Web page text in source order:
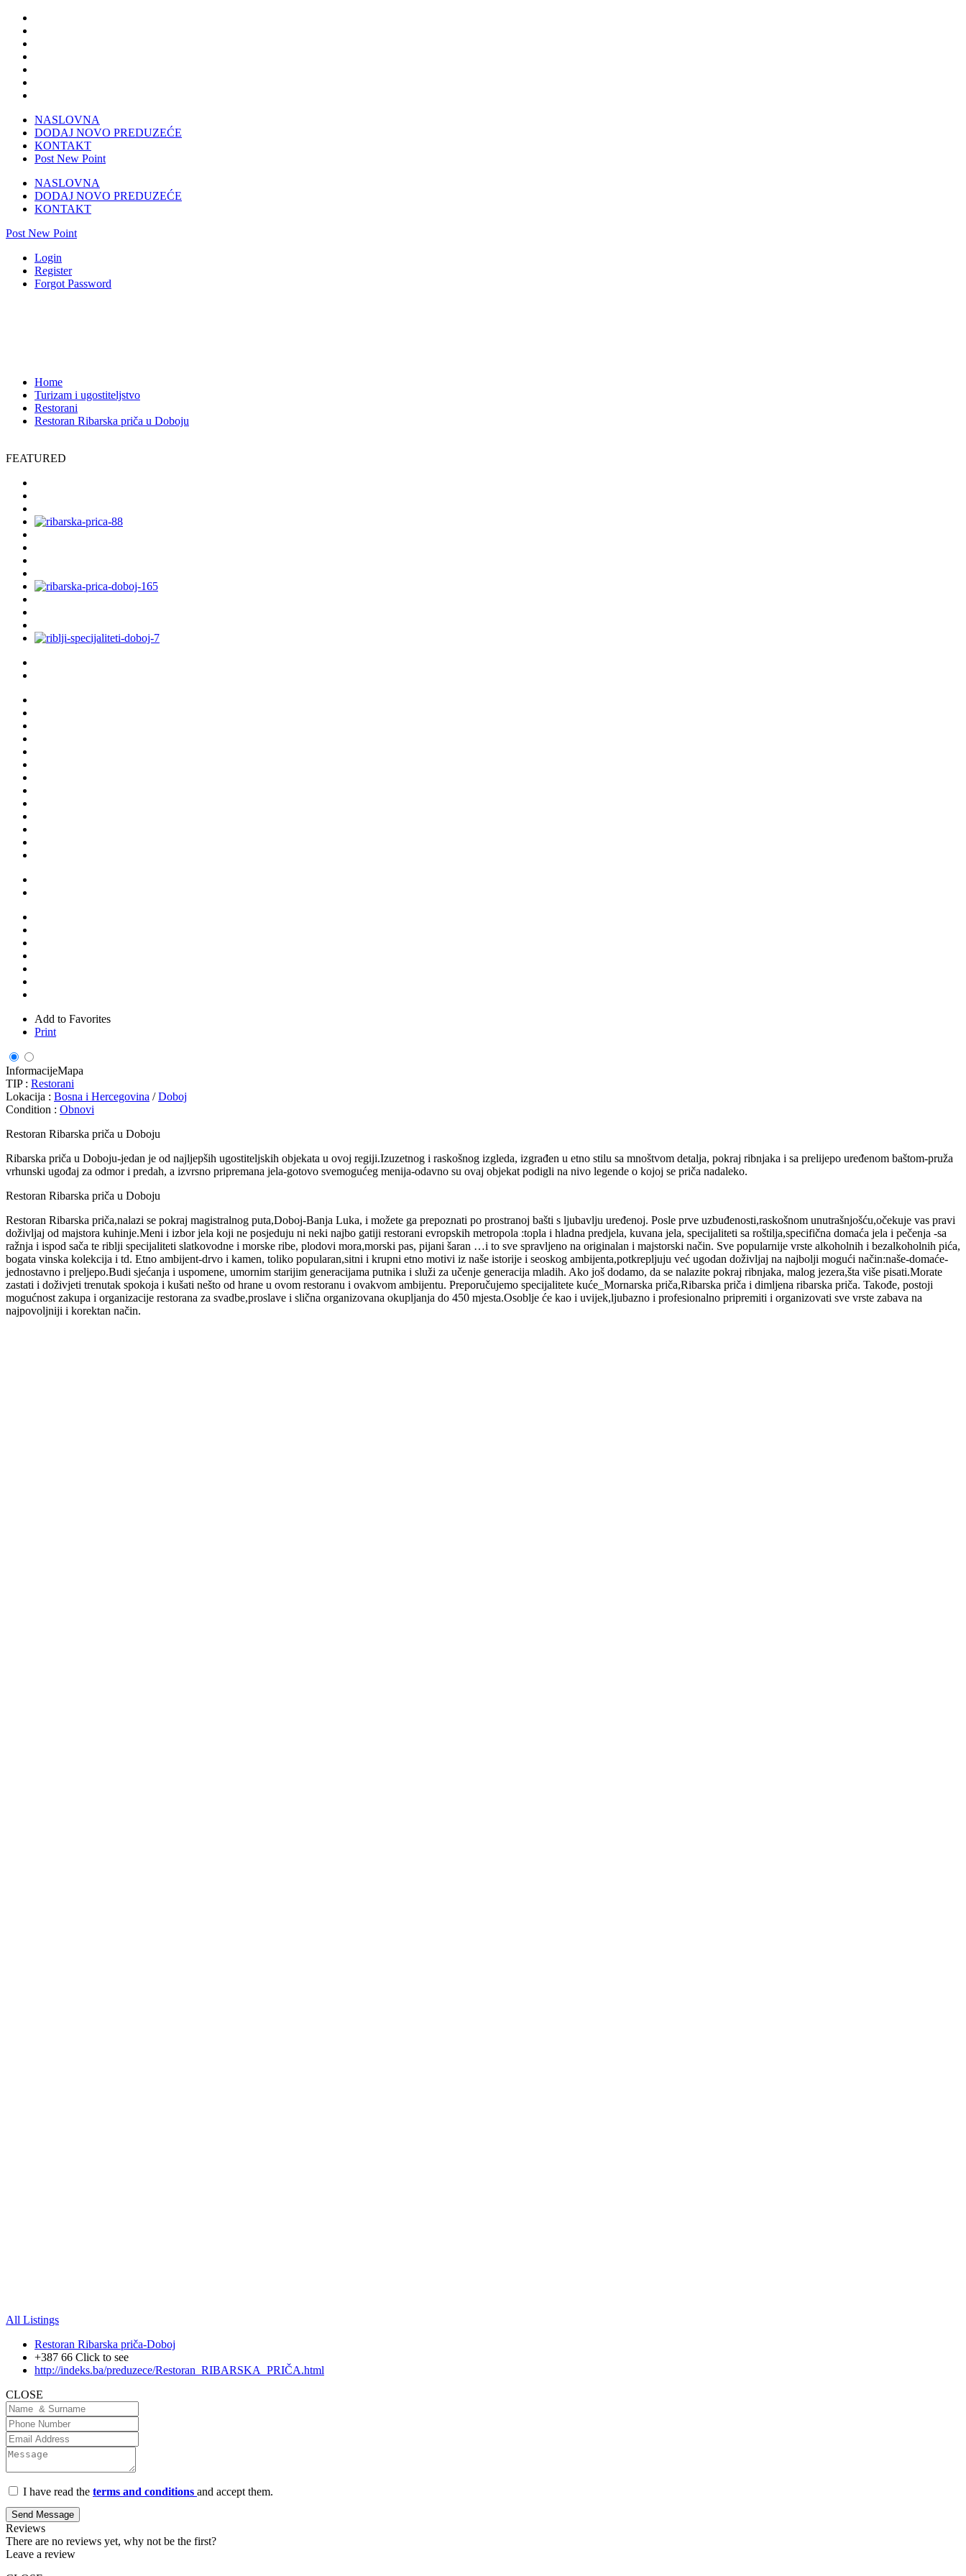
NASLOVNA
DODAJ NOVO PREDUZEĆE
KONTAKT
Post New Point
NASLOVNA
DODAJ NOVO PREDUZEĆE
KONTAKT
Post New Point
Login
Register
Forgot Password
Home
Turizam i ugostiteljstvo
Restorani
Restoran Ribarska priča u Doboju
FEATURED
Add to Favorites
Print
InformacijeMapa
TIP : Restorani
Lokacija : Bosna i Hercegovina /Doboj
Condition : Obnovi
Restoran Ribarska priča u Doboju
Ribarska priča u Doboju-jedan je od najljepših ugostiteljskih objekata u ovoj regiji.Izuzetnog i raskošnog izgleda, izgrađen u etno stilu sa mnoštvom detalja, pokraj ribnjaka i sa prelijepo uređenom baštom-pruža
vrhunski ugođaj za odmor i predah, a izvrsno pripremana jela-gotovo svemogućeg menija-odavno su ovaj objekat podigli na nivo legende o kojoj se priča nadaleko.
Restoran Ribarska priča u Doboju
Restoran Ribarska priča,nalazi se pokraj magistralnog puta,Doboj-Banja Luka, i možete ga prepoznati po prostranoj bašti s ljubavlju uređenoj. Posle prve uzbuđenosti,raskošnom unutrašnjošću,očekuje vas pravi
doživljaj od majstora kuhinje.Meni i izbor jela koji ne posjeduju ni neki najbo gatiji restorani evropskih metropola :topla i hladna predjela, kuvana jela, specijaliteti sa roštilja,specifična domaća jela i pečenja -sa
ražnja i ispod sača te riblji specijaliteti slatkovodne i morske ribe, plodovi mora,morski pas, pijani šaran …i to sve spravljeno na originalan i majstorski način. Sve popularnije vrste alkoholnih i bezalkoholnih pića,
bogata vinska kolekcija i td. Etno ambijent-drvo i kamen, toliko popularan,sitni i krupni etno motivi iz naše istorije i seoskog ambijenta,potkrepljuju već ugodan doživljaj na najbolji mogući način:naše-domaće-
jednostavno i preljepo.Budi sjećanja i uspomene, umornim starijim generacijama putnika i služi za učenje generacija mladih. Ako još dodamo, da se nalazite pokraj ribnjaka, malog jezera,šta više pisati.Morate
zastati i doživjeti trenutak spokoja i kušati nešto od hrane u ovom restoranu i ovakvom ambijentu. Preporučujemo specijalitete kuće_Mornarska priča,Ribarska priča i dimljena ribarska priča. Takođe, postoji
mogućnost zakupa i organizacije restorana za svadbe,proslave i slična organizovana okupljanja do 450 mjesta.Osoblje će kao i uvijek,ljubazno i profesionalno pripremiti i organizovati sve vrste zabava na
najpovoljniji i korektan način.
All Listings
Restoran Ribarska priča-Doboj
+387 66 Click to see
http://indeks.ba/preduzece/Restoran_RIBARSKA_PRIČA.html
CLOSE
I have read the terms and conditions and accept them.
Send Message
Reviews
There are no reviews yet, why not be the first?
Leave a review